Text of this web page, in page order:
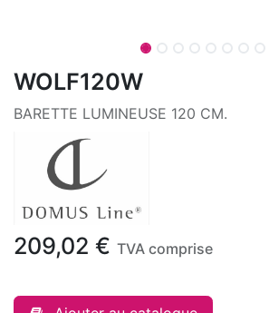
WOLF120W
BARETTE LUMINEUSE 120 CM.
209,02 € TVA comprise